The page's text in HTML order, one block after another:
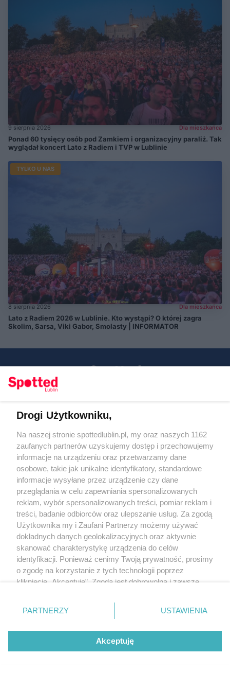
9 sierpnia 2026 Dla mieszkańca
Ponad 60 tysięcy osób pod Zamkiem i organizacyjny paraliż. Tak
wyglądał koncert Lato z Radiem i TVP w Lublinie
TYLKO U NAS
8 sierpnia 2026 Dla mieszkańca
Lato z Radiem 2026 w Lublinie. Kto wystąpi? O której zagra
Skolim, Sarsa, Viki Gabor, Smolasty | INFORMATOR
KATEGORIE
OGŁOSZENIA
WYDARZENIA
NA SKRÓTY
Regulamin
Polityka prywatności
RODO
Warunki korzystania z treści
Drogi Użytkowniku,
Na naszej stronie spottedlublin.pl, my oraz naszych 1162
zaufanych partnerów uzyskujemy dostęp i przechowujemy
informacje na urządzeniu oraz przetwarzamy dane
osobowe, takie jak unikalne identyfikatory, standardowe
informacje wysyłane przez urządzenie czy dane
przeglądania w celu zapewniania spersonalizowanych
reklam, wybór spersonalizowanych treści, pomiar reklam i
treści, badanie odbiorców oraz ulepszanie usług. Za zgodą
Użytkownika my i Zaufani Partnerzy możemy używać
dokładnych danych geolokalizacyjnych oraz aktywnie
skanować charakterystykę urządzenia do celów
identyfikacji. Ponieważ cenimy Twoją prywatność, prosimy
o zgodę na korzystanie z tych technologii poprzez
kliknięcie „Akceptuję”. Zgoda jest dobrowolna i zawsze
prywatności znajdujący się w lewym dolnym rogu strony
. Niektóre rodzaje przetwarzania danych nie wymagają
zgody użytkownika, ale masz prawo sprzeciwić się
takiemu przetwarzaniu. Preferencje będą miały
zastosowania tylko na tej witrynie.
PARTNERZY USTAWIENIA
Akceptuję